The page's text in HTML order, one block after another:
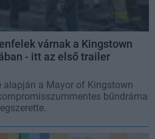
várnak a Kingstown
- itt az első trailer
alapján a Mayor of Kingstown
bűndráma